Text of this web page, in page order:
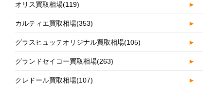
オリス買取相場(119) ►
カルティエ買取相場(353) ►
グラスヒュッテオリジナル買取相場(105) ►
グランドセイコー買取相場(263) ►
クレドール買取相場(107) ►